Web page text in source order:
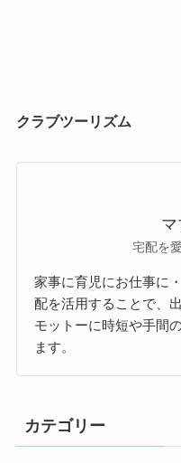
クラブツーリズム
宅配を
家事に育児にお仕事に
配を活用することで、
モットーに時短や手間
ます。
カテゴリー